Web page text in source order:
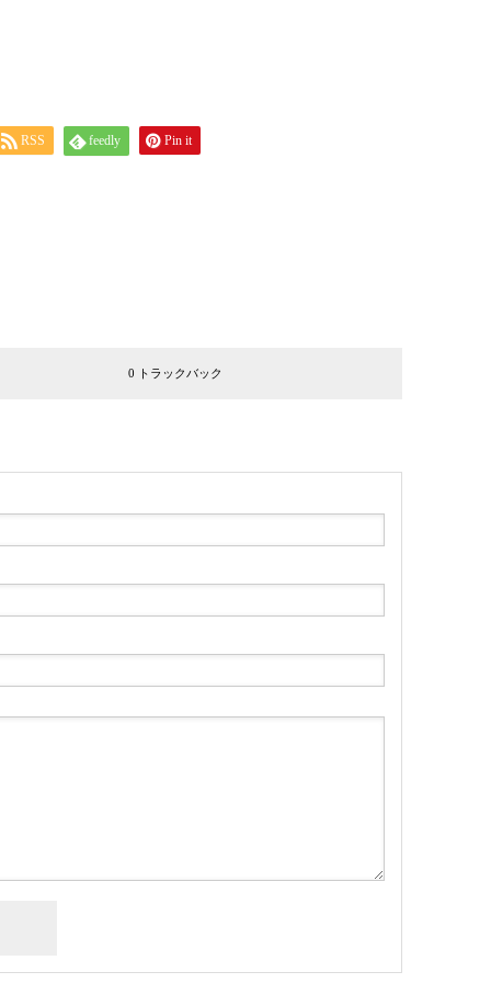
RSS feedly Pin it
0 トラックバック